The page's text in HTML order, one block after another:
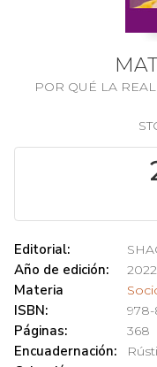
POR QUÉ LA
Editorial:
Año de edición: 2022
Materia
ISBN: 978-
Páginas: 368
Encuadernación: